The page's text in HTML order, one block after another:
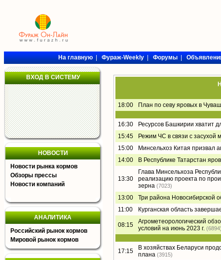
На главную|Фураж-Weekly|Форумы|
ВХОД В СИСТЕМУ
НОВОСТИ
Новости рынка кормов
Обзоры прессы
Новости компаний
АНАЛИТИКА
Российский рынок кормов
Мировой рынок кормов
18:00 План по севу яровых в
16:30
Ресурсов Башкирии хватит
15:45
Режим ЧС в связи с засухой
15:00
Минсельхоз Китая призвал
14:00
В Республике Татарстан
13:30
Глава Минсельхоза
реализацию проекта по
зерна (7023)
13:00
Три района Новосибирской
11:00
Курганская область
08:15
Агрометеорологический
условий на июнь 2023 г.
17:15
В хозяйствах Беларуси
плана (3915)